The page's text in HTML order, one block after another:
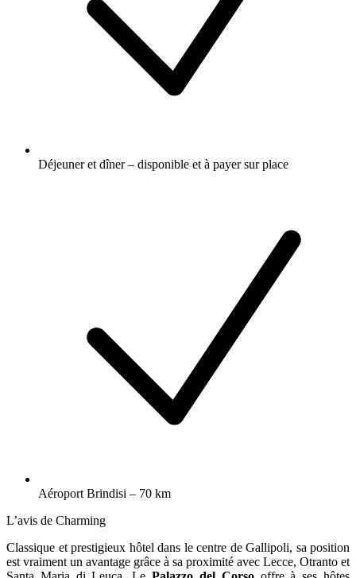
Déjeuner et dîner – disponible et à payer sur place
Aéroport Brindisi – 70 km
L’avis de Charming
Classique et prestigieux hôtel dans le centre de Gallipoli, sa position
est vraiment un avantage grâce à sa proximité avec Lecce, Otranto et